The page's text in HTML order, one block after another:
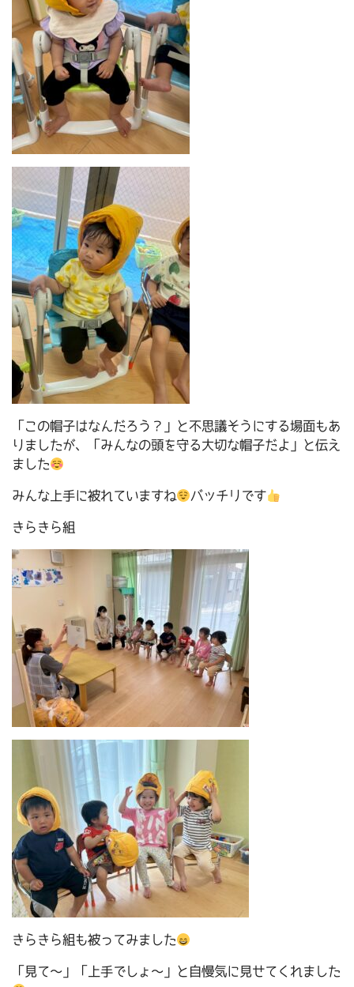
「この帽子はなんだろう？」と不思議そうにする場面もあ
りましたが、「みんなの頭を守る大切な帽子だよ」と伝え
ました
みんな上手に被れていますね バッチリです
きらきら組
きらきら組も被ってみました
「見て～」「上手でしょ～」と自慢気に見せてくれました